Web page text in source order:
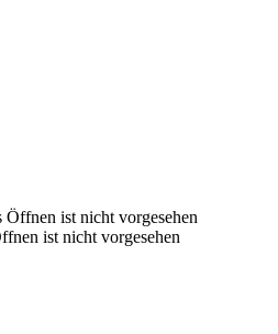
ist nicht vorgesehen